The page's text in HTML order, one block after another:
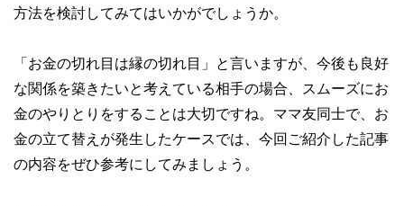
方法を検討してみてはいかがでしょうか。
「お金の切れ目は縁の切れ目」と言いますが、今後も良好
な関係を築きたいと考えている相手の場合、スムーズにお
金のやりとりをすることは大切ですね。ママ友同士で、お
金の立て替えが発生したケースでは、今回ご紹介した記事
の内容をぜひ参考にしてみましょう。